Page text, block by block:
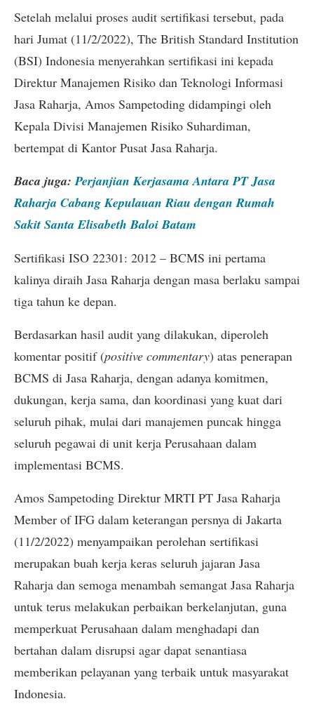
Setelah melalui proses audit sertifikasi tersebut, pada
hari Jumat (11/2/2022), The British Standard Institution
(BSI) Indonesia menyerahkan sertifikasi ini kepada
Direktur Manajemen Risiko dan Teknologi Informasi
Jasa Raharja, Amos Sampetoding didampingi oleh
Kepala Divisi Manajemen Risiko Suhardiman,
bertempat di Kantor Pusat Jasa Raharja.
Baca juga:Perjanjian Kerjasama Antara PT Jasa
Raharja Cabang Kepulauan Riau dengan Rumah
Sakit Santa Elisabeth Baloi Batam
Sertifikasi ISO 22301: 2012 – BCMS ini pertama
kalinya diraih Jasa Raharja dengan masa berlaku sampai
tiga tahun ke depan.
Berdasarkan hasil audit yang dilakukan, diperoleh
komentar positif (positive commentary) atas penerapan
BCMS di Jasa Raharja, dengan adanya komitmen,
dukungan, kerja sama, dan koordinasi yang kuat dari
seluruh pihak, mulai dari manajemen puncak hingga
seluruh pegawai di unit kerja Perusahaan dalam
implementasi BCMS.
Amos Sampetoding Direktur MRTI PT Jasa Raharja
Member of IFG dalam keterangan persnya di Jakarta
(11/2/2022) menyampaikan perolehan sertifikasi
merupakan buah kerja keras seluruh jajaran Jasa
Raharja dan semoga menambah semangat Jasa Raharja
untuk terus melakukan perbaikan berkelanjutan, guna
memperkuat Perusahaan dalam menghadapi dan
bertahan dalam disrupsi agar dapat senantiasa
memberikan pelayanan yang terbaik untuk masyarakat
Indonesia.